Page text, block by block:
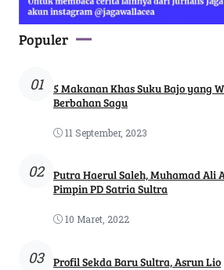
Populer
01
5 Makanan Khas Suku Bajo yang
Berbahan Sagu
11 September, 2023
02
Putra Haerul Saleh, Muhamad Ali
Pimpin PD Satria Sultra
10 Maret, 2022
03 Profil Sekda Baru Sultra, Asrun Lio